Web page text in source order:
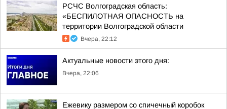
РСЧС Волгоградская область:
«БЕСПИЛОТНАЯ ОПАСНОСТЬ на
территории Волгоградской области
Вчера, 22:12
Актуальные новости этого дня:
Вчера, 22:06
Ежевику размером со спичечный коробок